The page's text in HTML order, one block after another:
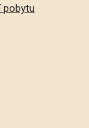
pobytu